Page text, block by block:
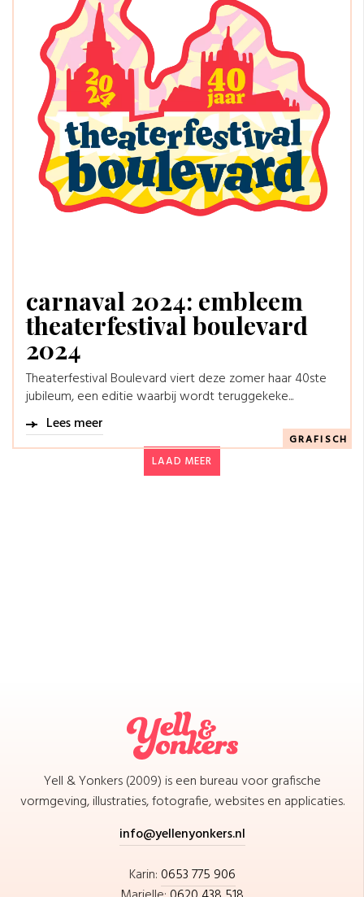
carnaval 2024: embleem
theaterfestival boulevard
2024
Theaterfestival Boulevard viert deze zomer haar 40ste
jubileum, een editie waarbij wordt teruggekeke...
Lees meer
GRAFISCH
LAAD MEER
Yell & Yonkers (2009) is een bureau voor grafische
vormgeving, illustraties, fotografie, websites en applicaties.
info@yellenyonkers.nl
Karin: 0653 775 906